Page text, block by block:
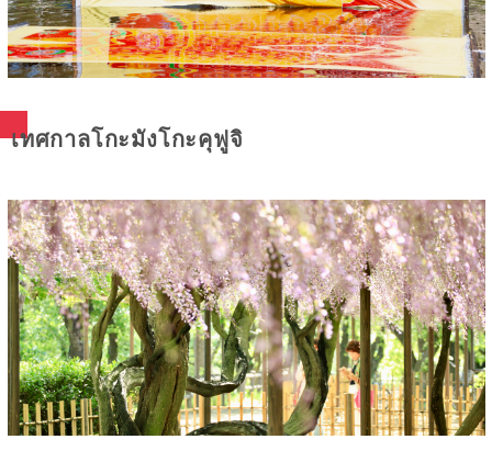
เทศกาลโกะมังโกะคุฟูจิ